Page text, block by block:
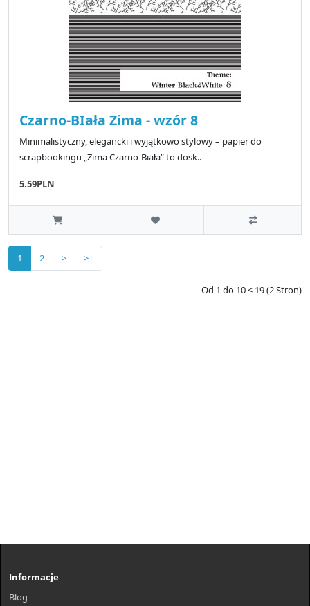
Czarno-BIała Zima - wzór 8
Minimalistyczny, elegancki i wyjątkowo stylowy – papier do
scrapbookingu „Zima Czarno-Biała” to dosk..
5.59PLN
1 2 > >|
Od 1 do 10 < 19 (2 Stron)
Informacje
Blog